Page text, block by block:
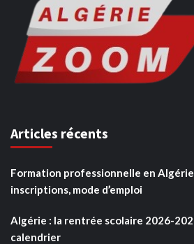
Articles récents
Formation professionnelle en
inscriptions, mode d’emploi
Algérie : la rentrée scolaire 2026-
calendrier